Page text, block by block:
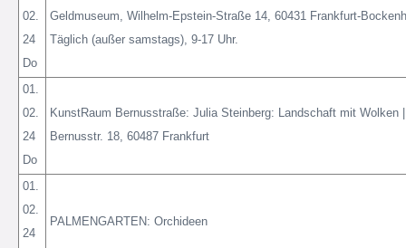
02.
24
Do
Geldmuseum, Wilhelm-Epstein-Straße 14, 60431 Frankfurt-
Täglich (außer samstags), 9-17 Uhr.
01.
02.
24
Do
KunstRaum Bernusstraße: Julia Steinberg: Landschaft mit Wolken
Bernusstr. 18, 60487 Frankfurt
01.
02.
24
PALMENGARTEN: Orchideen